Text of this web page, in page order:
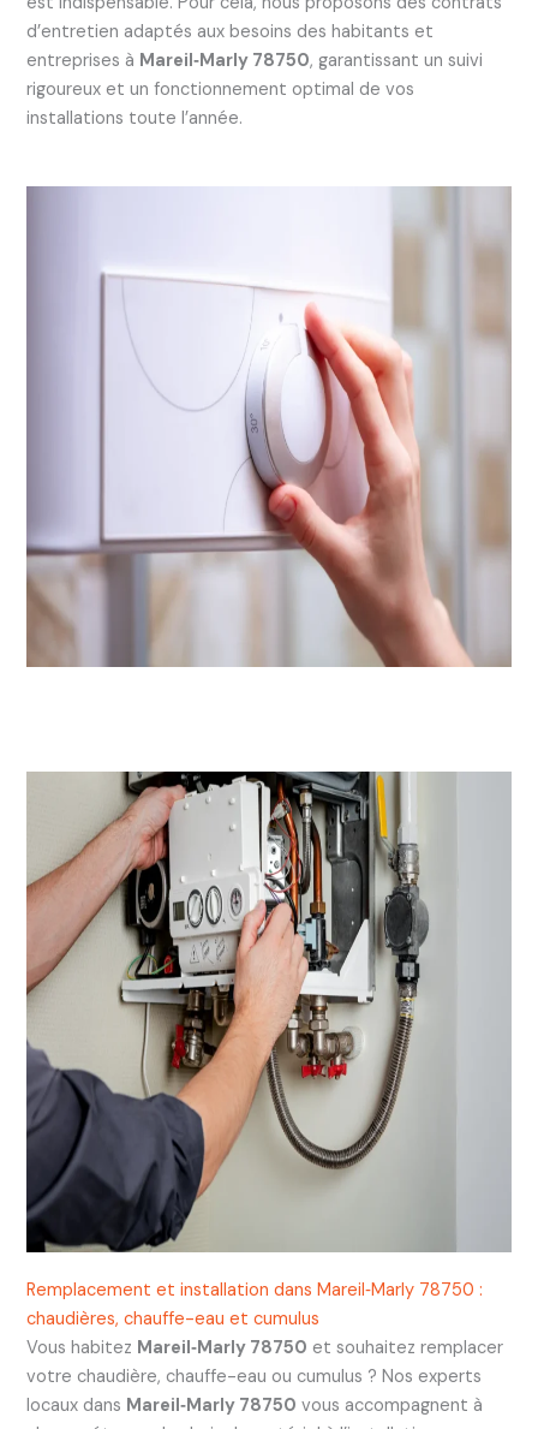
d’entretien adaptés aux besoins des habitants et
entreprises à Mareil‑Marly 78750, garantissant un suivi
rigoureux et un fonctionnement optimal de vos
installations toute l’année.
Remplacement et installation dans Mareil‑Marly 78750 :
chaudières, chauffe-eau et cumulus
Vous habitez Mareil‑Marly 78750 et souhaitez remplacer
votre chaudière, chauffe-eau ou cumulus ? Nos experts
locaux dans Mareil‑Marly 78750 vous accompagnent à